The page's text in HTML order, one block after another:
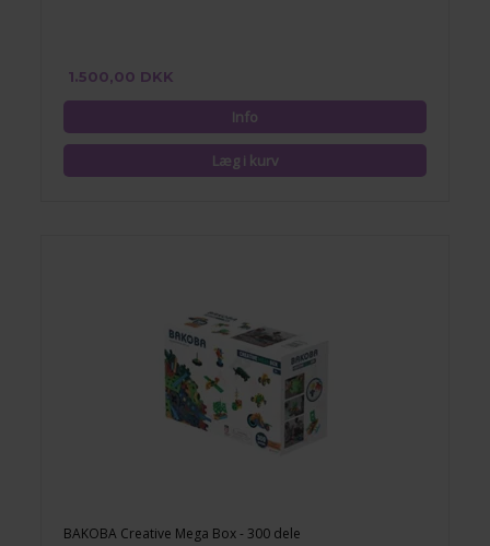
1.500,00 DKK
BAKOBA Creative Mega Box - 300 dele